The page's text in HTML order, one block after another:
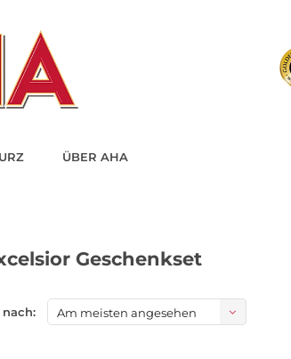
ÜBER AHA
Geschenkset
Am meisten angesehen